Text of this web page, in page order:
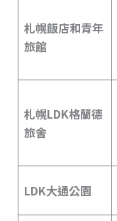
札幌飯店和青年
旅館
札幌LDK格蘭德
旅舍
LDK大通公園